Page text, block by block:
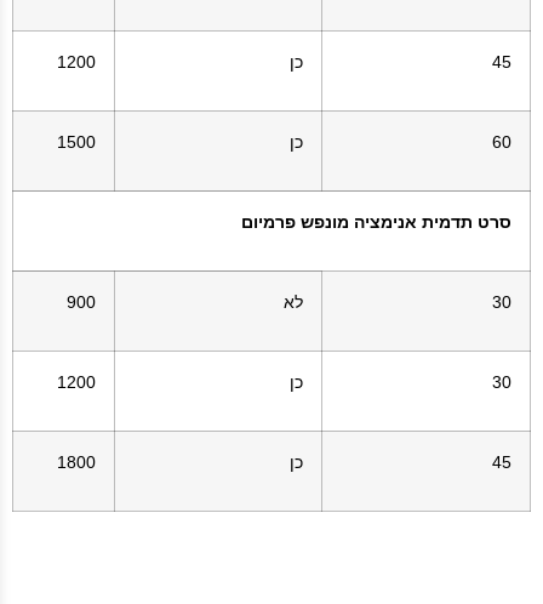
45 כן 1200
60 כן 1500
סרט תדמית אנימציה מונפש פרמיום
30 לא 900
30 כן 1200
45 כן 1800